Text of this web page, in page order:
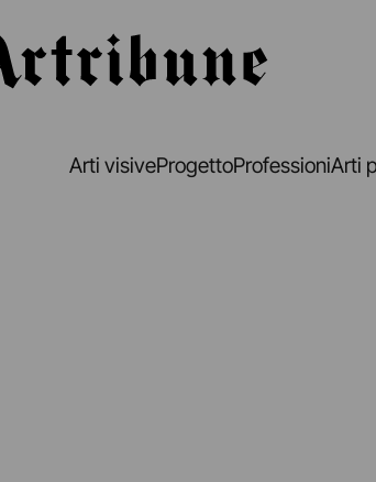
Arti visiveProgettoProfessioniArti